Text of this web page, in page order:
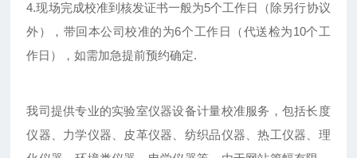
4.现场完成校准到核发证书一般为5个工作日（除另行协议
外），带回本公司校准的为6个工作日（代送检为10个工
作日），如需加急提前预约确定.
我司提供专业的实验室仪器设备计量校准服务，包括长度
仪器、力学仪器、皮革仪器、纺织品仪器、热工仪器、理